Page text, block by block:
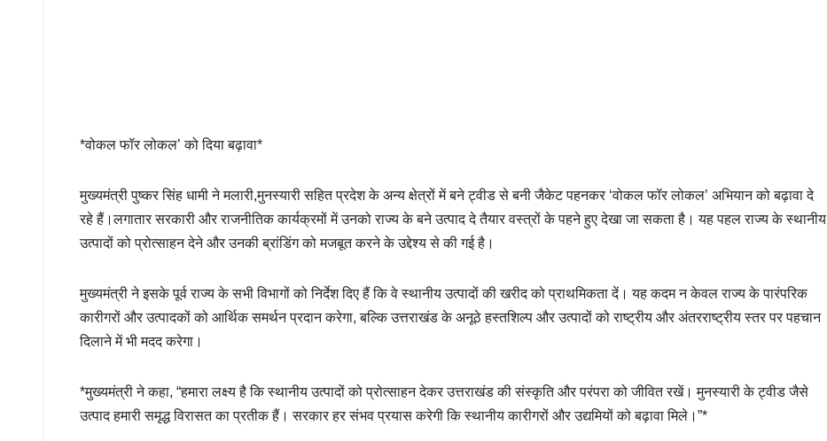
*वोकल फॉर लोकल’ को दिया बढ़ावा*
मुख्यमंत्री पुष्कर सिंह धामी ने मलारी,मुनस्यारी सहित प्रदेश के अन्य क्षेत्रों में बने ट्वीड से बनी जैकेट पहनकर ‘वोकल फॉर लोकल’ अभियान को बढ़ावा दे
रहे हैं।लगातार सरकारी और राजनीतिक कार्यक्रमों में उनको राज्य के बने उत्पाद दे तैयार वस्त्रों के पहने हुए देखा जा सकता है। यह पहल राज्य के स्थानीय
उत्पादों को प्रोत्साहन देने और उनकी ब्रांडिंग को मजबूत करने के उद्देश्य से की गई है।
मुख्यमंत्री ने इसके पूर्व राज्य के सभी विभागों को निर्देश दिए हैं कि वे स्थानीय उत्पादों की खरीद को प्राथमिकता दें। यह कदम न केवल राज्य के पारंपरिक
कारीगरों और उत्पादकों को आर्थिक समर्थन प्रदान करेगा, बल्कि उत्तराखंड के अनूठे हस्तशिल्प और उत्पादों को राष्ट्रीय और अंतरराष्ट्रीय स्तर पर पहचान
दिलाने में भी मदद करेगा।
*मुख्यमंत्री ने कहा, “हमारा लक्ष्य है कि स्थानीय उत्पादों को प्रोत्साहन देकर उत्तराखंड की संस्कृति और परंपरा को जीवित रखें। मुनस्यारी के ट्वीड जैसे
उत्पाद हमारी समृद्ध विरासत का प्रतीक हैं। सरकार हर संभव प्रयास करेगी कि स्थानीय कारीगरों और उद्यमियों को बढ़ावा मिले।”*